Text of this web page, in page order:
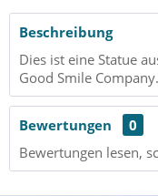
Beschreibung
Dies ist eine Statue
Good Smile
Bewertungen
0
Bewertungen lesen,